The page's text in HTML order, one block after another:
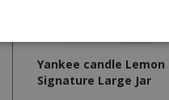
Yankee candle Lemon
Signature Large Jar